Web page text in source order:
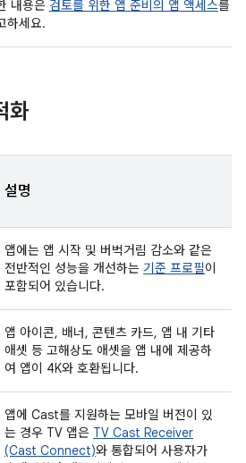
내용은 검토를 위한 앱 준비의 앱 액세스를 참
하세요.
화
설명
앱에는 앱 시작 및 버벅거림 감소와 같은
전반적인 성능을 개선하는 기준 프로필이
포함되어 있습니다.
앱 아이콘, 배너, 콘텐츠 카드, 앱 내 기타
애셋 등 고해상도 애셋을 앱 내에 제공하
여 앱이 4K와 호환됩니다.
앱에 Cast를 지원하는 모바일 버전이 있
는 경우 TV 앱은 TV Cast Receiver
(Cast Connect)와 통합되어 사용자가